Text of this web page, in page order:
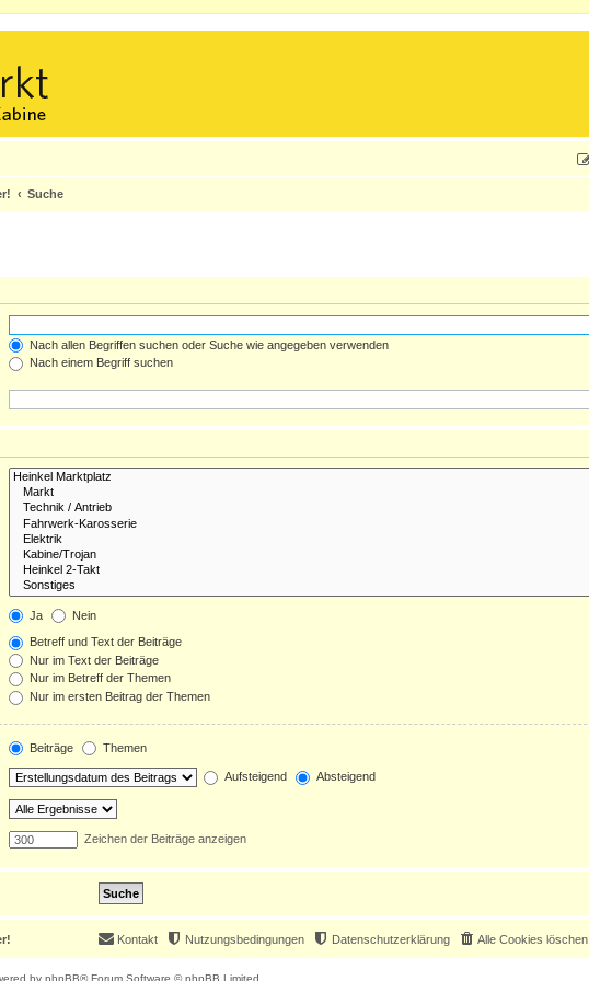
Suche
Nach allen Begriffen suchen oder Suche wie angegeben verwenden
Nach einem Begriff suchen
Ja Nein
Betreff und Text der Beiträge
Nur im Text der Beiträge
Nur im Betreff der Themen
Nur im ersten Beitrag der Themen
Beiträge Themen
Aufsteigend Absteigend
Zeichen der Beiträge anzeigen
Alle Cookies löschen
Datenschutzerklärung
Nutzungsbedingungen
Kontakt
by phpBB® Forum Software © phpBB Limited